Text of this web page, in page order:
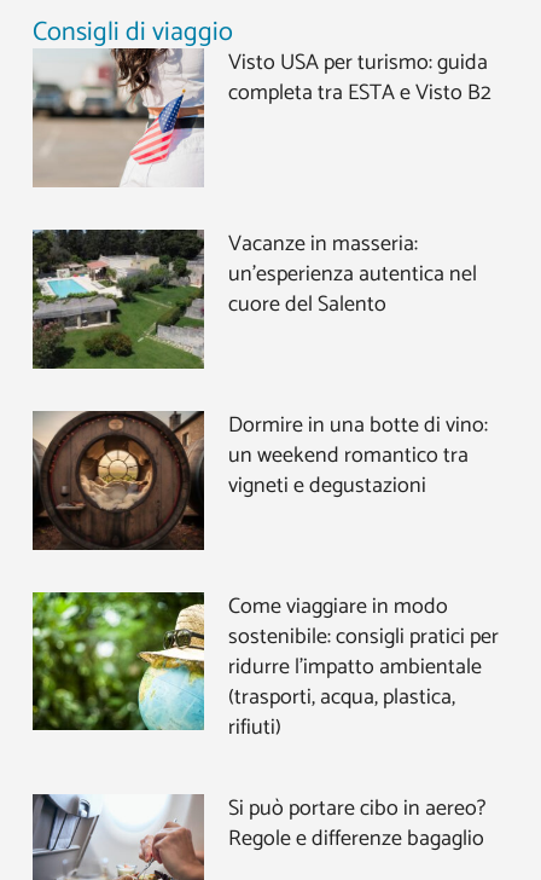
Consigli di viaggio
Visto USA per turismo: guida
completa tra ESTA e Visto B2
Vacanze in masseria:
un’esperienza autentica nel
cuore del Salento
Dormire in una botte di vino:
un weekend romantico tra
vigneti e degustazioni
Come viaggiare in modo
sostenibile: consigli pratici per
ridurre l’impatto ambientale
(trasporti, acqua, plastica,
rifiuti)
Si può portare cibo in aereo?
Regole e differenze bagaglio